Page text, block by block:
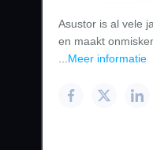
Asustor is al vele
en maakt
Meer informatie